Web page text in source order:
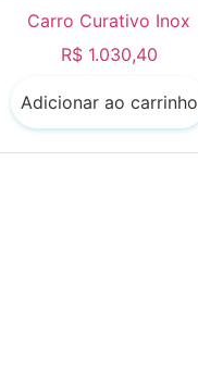
Carro Curativo Inox
R$1.030,40
Adicionar ao carrinho